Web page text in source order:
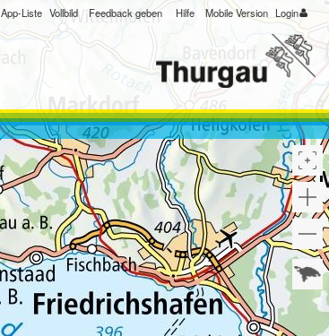
App-Liste Vollbild Feedback geben Hilfe Mobile Version Login